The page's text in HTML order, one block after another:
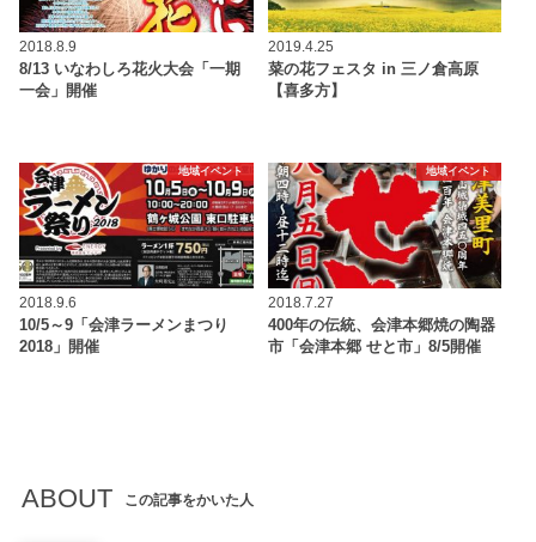
2018.8.9
8/13 いなわしろ花火大会「一期
一会」開催
2019.4.25
菜の花フェスタ in 三ノ倉高原
【喜多方】
地域イベント
2018.9.6
10/5～9「会津ラーメンまつり
2018」開催
地域イベント
2018.7.27
400年の伝統、会津本郷焼の陶器
市「会津本郷 せと市」8/5開催
ABOUT この記事をかいた人